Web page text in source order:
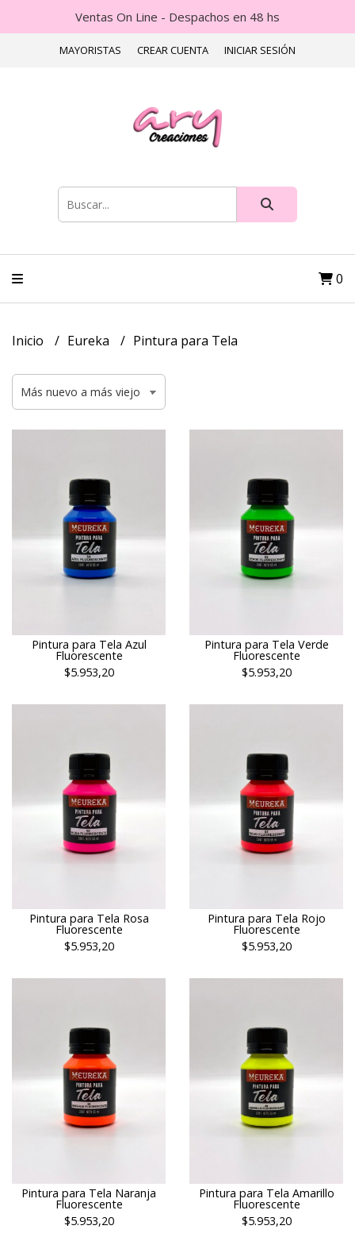
Ventas On Line - Despachos en 48 hs
MAYORISTAS CREAR CUENTA INICIAR SESIÓN
0
Inicio Eureka Pintura para Tela
Pintura para Tela Azul
Fluorescente
$5.953,20
Pintura para Tela Verde
Fluorescente
$5.953,20
Pintura para Tela Rosa
Fluorescente
$5.953,20
Pintura para Tela Rojo
Fluorescente
$5.953,20
Pintura para Tela Naranja
Fluorescente
$5.953,20
Pintura para Tela Amarillo
Fluorescente
$5.953,20